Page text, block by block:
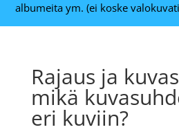
albumeita ym. (ei koske
Rajaus ja
mikä
eri kuviin?